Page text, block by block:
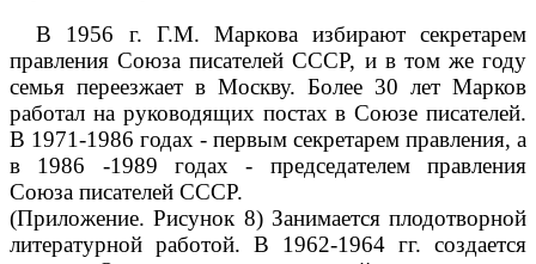
В 1956 г. Г.М. Маркова избирают секретарем
правления Союза писателей СССР, и в том же году
семья переезжает в Москву. Более 30 лет Марков
работал на руководящих постах в Союзе писателей.
В 1971-1986 годах - первым секретарем правления, а
в 1986 -1989 годах - председателем правления
Союза писателей СССР.
(Приложение. Рисунок 8) Занимается плодотворной
литературной работой. В 1962-1964 гг. создается